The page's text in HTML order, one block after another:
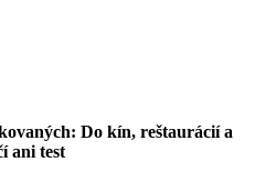
Do kín, reštaurácií a
ani test